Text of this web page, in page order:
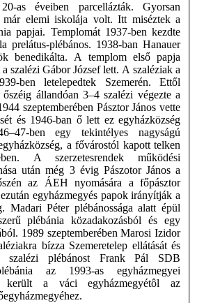
as éveiben parcellázták. Gyorsan
már elemi iskolája volt. Itt miséztek a
papjai. Templomát 1937-ben kezdte
prelátus-plébános. 1938-ban Hanauer
benedikálta. A templom első papja
szalézi Gábor József lett. A szaléziak a
ben letelepedtek Szemerén. Ettől
állandóan 3–4 szalézi végezte a
szeptemberében Pásztor János vette
és 1946-ban ő lett ez egyházközség
ben egy tekintélyes nagyságú
a fővárostól kapott telken
A szerzetesrendek működési
után még 3 évig Pászotor János a
az ÁEH nyomására a főpásztor
egyházmegyés papok irányítják a
Madari Péter plébánossága alatt épül
plébánia közadakozásból és egy
1989 szeptemberében Marosi Izidor
bízza Szemeretelep ellátását és
szalézi plébánost Frank Pál SDB
az 1993-as egyházmegyei
került a váci egyházmegyétôl az